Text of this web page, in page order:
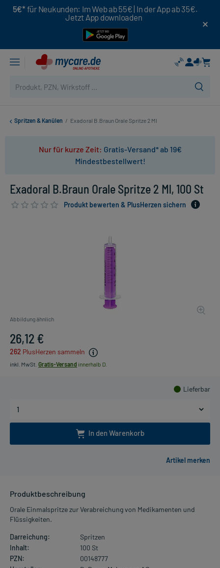
5€* für Neukunden: Im Web ab 55€ | In der App ab 35€.
Jetzt App downloaden
Spritzen & Kanülen / Exadoral B.Braun Orale Spritze 2 Ml
Nur für kurze Zeit: Gratis-Versand* ab 19€
Mindestbestellwert!
Exadoral B.Braun Orale Spritze 2 Ml, 100 St
Produkt bewerten & PlusHerzen sichern
Abbildung ähnlich
26,12 €
262 PlusHerzen sammeln
inkl. MwSt. Gratis-Versand innerhalb D.
Lieferbar
In den Warenkorb
Produktbeschreibung
Orale Einmalspritze zur Verabreichung von Medikamenten und
Flüssigkeiten.
Darreichung:
Spritzen
Inhalt:
100 St
PZN:
00148777